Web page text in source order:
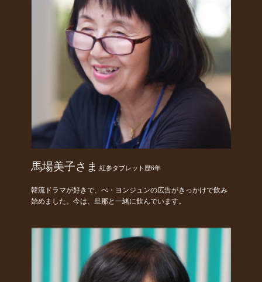
馬場美子さま 紅参タブレット歴6年
韓流ドラマが好きで、ぺ・ヨンジュンの広告がきっかけで飲み
始めました。今は、旦那と一緒に飲んでいます。